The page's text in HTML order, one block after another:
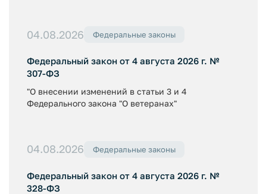
04.08.2026 Федеральные законы
Федеральный закон от 4 августа 2026 г. №
307-ФЗ
"О внесении изменений в статьи 3 и 4
Федерального закона "О ветеранах"
04.08.2026 Федеральные законы
Федеральный закон от 4 августа 2026 г. №
328-ФЗ